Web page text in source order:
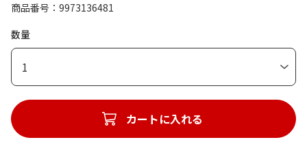
商品番号
9973136481
数量
1
カートに入れる